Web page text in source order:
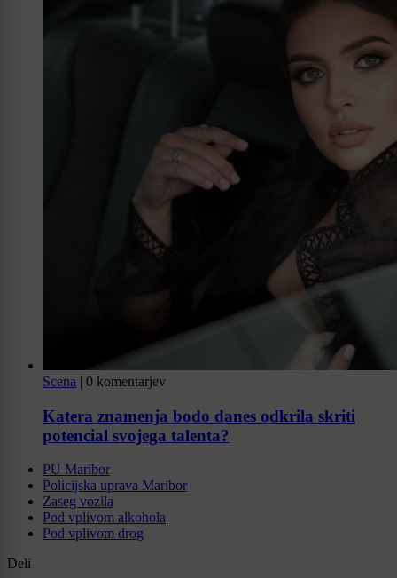
Scena | 0 komentarjev
Katera znamenja bodo danes odkrila skriti
potencial svojega talenta?
PU Maribor
Policijska uprava Maribor
Zaseg vozila
Pod vplivom alkohola
Pod vplivom drog
Deli